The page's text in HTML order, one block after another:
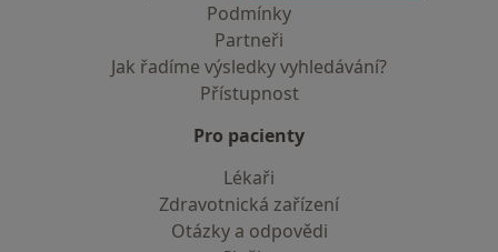
Podmínky
Partneři
Jak řadíme výsledky vyhledávání?
Přístupnost
Pro pacienty
Lékaři
Zdravotnická zařízení
Otázky a odpovědi